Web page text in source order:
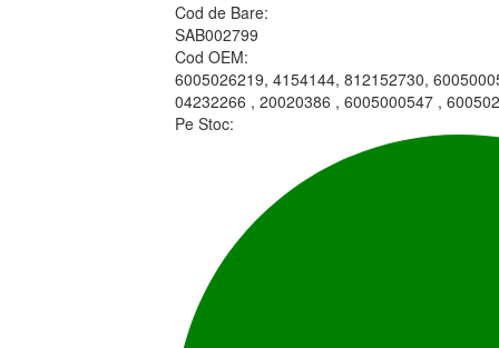
Cod de Bare:
SAB002799
Cod OEM:
6005026219, 4154144, 812152730,
04232266 , 20020386 , 6005000547 ,
Pe Stoc: